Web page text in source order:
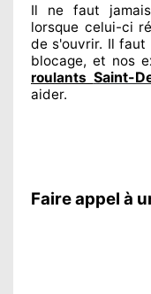
Il ne faut
lorsque celui-ci
de s'ouvrir. Il faut
blocage, et nos
roulants Saint-
aider.
Faire appel à